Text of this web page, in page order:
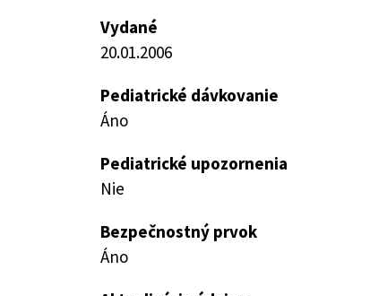
Vydané
20.01.2006
Pediatrické dávkovanie
Áno
Pediatrické upozornenia
Nie
Bezpečnostný prvok
Áno